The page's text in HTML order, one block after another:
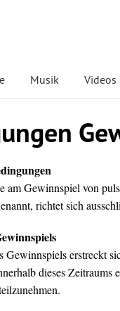
Musik Videos
am Gewinnspiel von
richtet sich
Gewinnspiels erstreckt
dieses